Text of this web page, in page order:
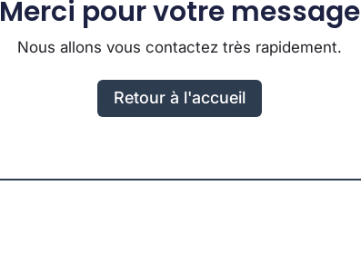
Merci pour votre message
Nous allons vous contactez très rapidement.
Retour à l'accueil